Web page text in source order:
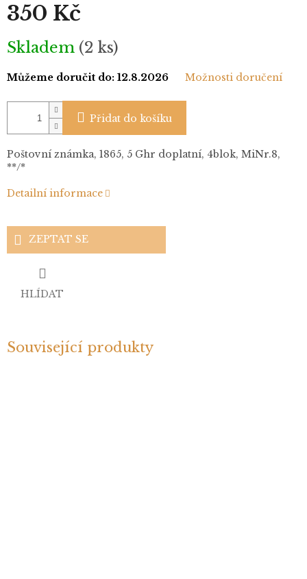
350 Kč
Měrná
cena:
Skladem (2 ks)
Můžeme doručit do: 12.8.2026 Možnosti doručení
Přidat do košíku
Poštovní známka, 1865, 5 Ghr doplatní, 4blok, MiNr.8,
**/*
Detailní informace
ZEPTAT SE
HLÍDAT
Související produkty